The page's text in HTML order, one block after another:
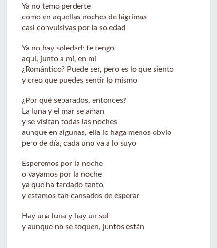
Ya no temo perderte
como en aquellas noches de lágrimas
casi convulsivas por la soledad
Ya no hay soledad: te tengo
aquí, junto a mí, en mí
¿Romántico? Puede ser, pero es lo que siento
y creo que puedes sentir lo mismo
¿Por qué separados, entonces?
La luna y el mar se aman
y se visitan todas las noches
aunque en algunas, ella lo haga menos obvio
pero de día, cada uno va a lo suyo
Esperemos por la noche
o vayamos por la noche
ya que ha tardado tanto
y estamos tan cansados de esperar
Hay una luna y hay un sol
y aunque no se toquen, juntos están